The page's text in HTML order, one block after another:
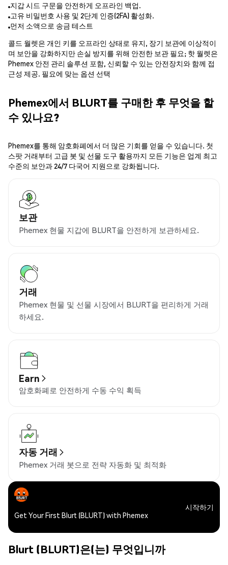
지갑 시드 구문을 안전하게 오프라인 백업.
고유 비밀번호 사용 및 2단계 인증(2FA) 활성화.
먼저 소액으로 송금 테스트
콜드 월렛은 개인 키를 오프라인 상태로 유지, 장기 보관에 이상적이
며 보안을 강화하지만 손실 방지를 위해 안전한 보관 필요; 핫 월렛은
Phemex 안전 관리 솔루션 포함, 신뢰할 수 있는 안전장치와 함께 접
근성 제공. 필요에 맞는 옵션 선택
Phemex에서 BLURT를 구매한 후 무엇을 할
수 있나요?
Phemex를 통해 암호화폐에서 더 많은 기회를 얻을 수 있습니다. 첫
스팟 거래부터 고급 봇 및 선물 도구 활용까지 모든 기능은 업계 최고
수준의 보안과 24/7 다국어 지원으로 강화됩니다.
보관
Phemex 현물 지갑에 BLURT을 안전하게 보관하세요.
거래
Phemex 현물 및 선물 시장에서 BLURT을 편리하게 거래
하세요.
Earn
암호화폐로 안전하게 수동 수익 획득
자동 거래
Phemex 거래 봇으로 전략 자동화 및 최적화
Get Your First Blurt (BLURT) with Phemex
시작하기
Blurt (BLURT)은(는) 무엇입니까